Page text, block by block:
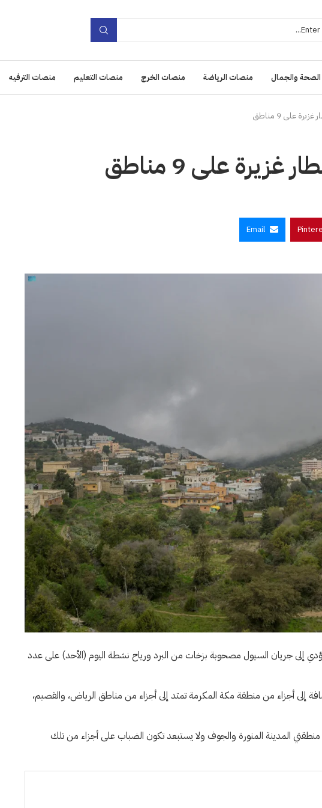
والجمال منصات الرياضة منصات الخرج منصات التعليم منصات الترفيه
على 9 مناطق
على 9 مناطق
Email
إلى جريان السيول مصحوبة بزخات من البرد ورياح نشطة اليوم (الأحد) على عدد
إلى أجزاء من منطقة مكة المكرمة تمتد إلى أجزاء من مناطق الرياض، والقصيم،
المدينة المنورة والجوف ولا يستبعد تكون الضباب على أجزاء من تلك